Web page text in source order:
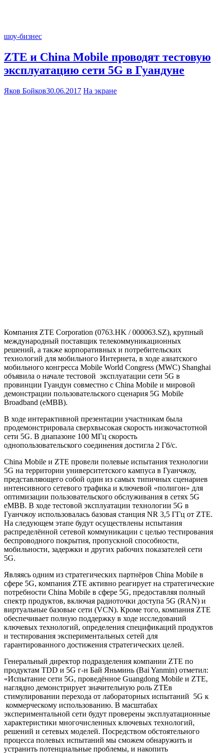
шоу-бизнес
ZTE и China Mobile проводят тестовую
эксплуатацию сети 5G в Гуандуне
Яков Бойков30.06.2017 На экране
Компания ZTE Corporation (0763.HK / 000063.SZ), крупный
международный поставщик телекоммуникационных
решений, а также корпоративных и потребительских
технологий для мобильного Интернета, в ходе азиатского
мобильного конгресса Mobile World Congress (MWC) Shanghai
объявила о начале тестовой эксплуатации сети 5G в
провинции Гуандун совместно с China Mobile и мировой
демонстрации пользовательского сценария 5G Mobile
Broadband (eMBB).
В ходе интерактивной презентации участникам была
продемонстрировала сверхвысокая скорость низкочастотной
сети 5G. В диапазоне 100 МГц скорость
однопользовательского соединения достигла 2 Гб/с.
China Mobile и ZTE провели полевые испытания технологии
5G на территории университетского кампуса в Гуанчжоу,
представляющего собой один из самых типичных сценариев
интенсивного сетевого трафика и ключевой «полигон» для
оптимизации пользовательского обслуживания в сетях 5G
eMBB. В ходе тестовой эксплуатации технологии 5G в
Гуанчжоу использовалась базовая станция NR 3,5 ГГц от ZTE.
На следующем этапе будут осуществлены испытания
распределённой сетевой коммуникации с целью тестирования
беспроводного покрытия, пропускной способности,
мобильности, задержки и других рабочих показателей сети
5G.
Являясь одним из стратегических партнёров China Mobile в
сфере 5G, компания ZTE активно реагирует на стратегические
потребности China Mobile в сфере 5G, предоставляя полный
спектр продуктов, включая радиоточки доступа 5G (RAN) и
виртуальные базовые сети (VCN). Кроме того, компания ZTE
обеспечивает полную поддержку в ходе исследований
ключевых технологий, определения спецификаций продуктов
и тестирования экспериментальных сетей для
гарантированного достижения стратегических целей.
Генеральный директор подразделения компании ZTE по
продуктам TDD и 5G г-н Бай Яньминь (Bai Yanmin) отметил:
«Испытание сети 5G, проведённое Guangdong Mobile и ZTE,
наглядно демонстрирует значительную роль ZTEв
стимулировании перехода от лабораторных испытаний 5G к
коммерческому использованию. В масштабах
экспериментальной сети будут проверены эксплуатационные
характеристики многочисленных ключевых технологий,
решений и сетевых моделей. Посредством обстоятельного
процесса полевых испытаний мы сможем обнаружить и
устранить потенциальные проблемы, и накопить